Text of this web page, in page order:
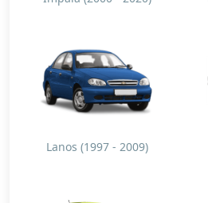
Lanos (1997 - 2009)